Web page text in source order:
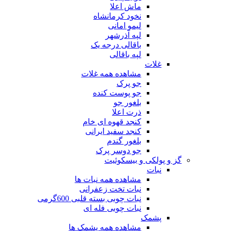
ماش اعلا
نخود کرمانشاه
لیمو امانی
لپه آذرشهر
باقالی درجه یک
لپه باقالی
غلات
مشاهده همه غلات
جو پرک
جو پوست کنده
بلغور جو
ذرت اعلا
کنجد قهوه ای خام
کنجد سفید ایرانی
بلغور گندم
جو دوسر پرک
گز و پولکی و بیسکوئیت
نبات
مشاهده همه نبات ها
نبات تخت زعفرانی
نبات چوبی بسته قلبی 600گرمی
نبات چوبی فله ای
پشمک
مشاهده همه پشمک ها